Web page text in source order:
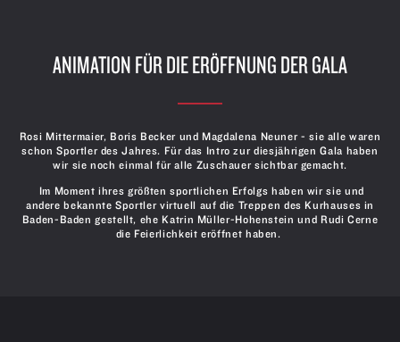
ANIMATION FÜR DIE ERÖFFNUNG DER GALA
Rosi Mittermaier, Boris Becker und Magdalena Neuner - sie alle waren
schon Sportler des Jahres. Für das Intro zur diesjährigen Gala haben
wir sie noch einmal für alle Zuschauer sichtbar gemacht.
Im Moment ihres größten sportlichen Erfolgs haben wir sie und
andere bekannte Sportler virtuell auf die Treppen des Kurhauses in
Baden-Baden gestellt, ehe Katrin Müller-Hohenstein und Rudi Cerne
die Feierlichkeit eröffnet haben.